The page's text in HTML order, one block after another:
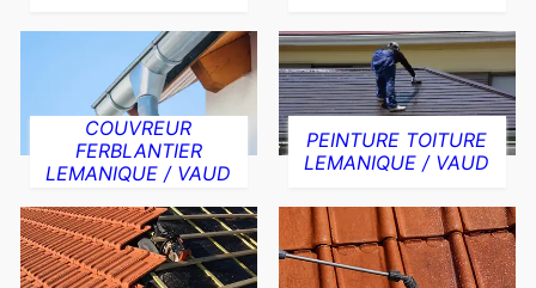
COUVREUR
FERBLANTIER
LEMANIQUE / VAUD
PEINTURE TOITURE
LEMANIQUE / VAUD